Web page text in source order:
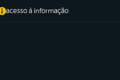
acesso à informação